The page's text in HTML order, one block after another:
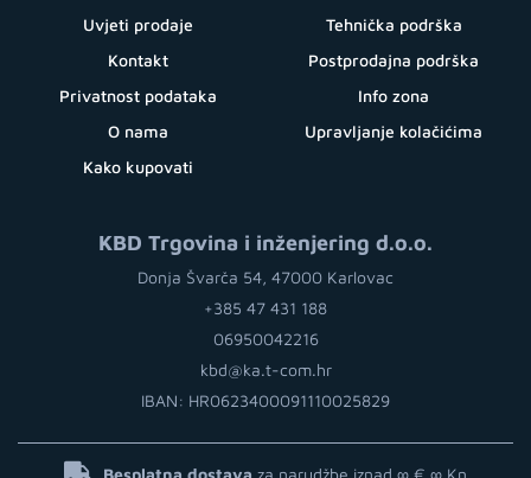
Uvjeti prodaje
Kontakt
Privatnost podataka
O nama
Kako kupovati
Tehnička podrška
Postprodajna podrška
Info zona
Upravljanje kolačićima
KBD Trgovina i inženjering d.o.o.
Donja Švarča 54, 47000 Karlovac
+385 47 431 188
06950042216
kbd@ka.t-com.hr
IBAN: HR0623400091110025829
Besplatna dostava za narudžbe iznad ∞ € ∞ Kn